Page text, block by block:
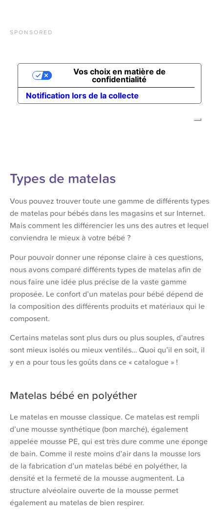
SPONSORED
Types de matelas
Vous pouvez trouver toute une gamme de différents types
de matelas pour bébés dans les magasins et sur Internet.
Mais comment les différencier les uns des autres et lequel
conviendra le mieux à votre bébé ?
Pour pouvoir donner une réponse claire à ces questions,
nous avons comparé différents types de matelas afin de
nous faire une idée plus précise de la vaste gamme
proposée. Le confort d’un matelas pour bébé dépend de
la composition des différents produits et matériaux qui le
composent.
Certains matelas sont plus durs ou plus souples, d’autres
sont mieux isolés ou mieux ventilés… Quoi qu’il en soit, il
y en a pour tous les goûts dans ce « catalogue » !
Matelas bébé en polyéther
Le matelas en mousse classique. Ce matelas est rempli
d’une mousse synthétique (bon marché), également
appelée mousse PE, qui est très dure comme une éponge
de bain. Comme il reste moins d’air dans la mousse lors
de la fabrication d’un matelas bébé en polyéther, la
densité et la fermeté de la mousse augmentent. La
structure alvéolaire ouverte de la mousse permet
également au matelas de bien respirer.